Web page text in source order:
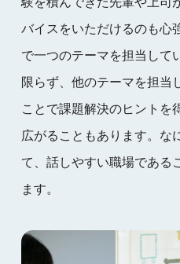
バイスをいただけるのも心
で一つのテーマを担当して
限らず、他のテーマを担当
ことで課題解決のヒントを
広がることもあります。な
て、話しやすい職場である
ます。